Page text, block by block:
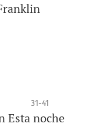
31-41
Esta noche